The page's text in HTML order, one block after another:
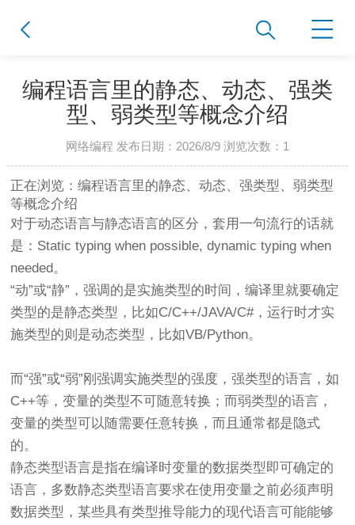
编程语言里的静态、动态、强类
型、弱类型等概念介绍
网络编程 发布日期：2026/8/9 浏览次数： 1
正在浏览：编程语言里的静态、动态、强类型、弱类型
等概念介绍
对于动态语言与静态语言的区分，套用一句流行的话就
是：Static typing when possible, dynamic typing when
needed。
“动”或“静”，强调的是实施类型的时间，编译里就要确定
类型的是静态类型，比如C/C++/JAVA/C#，运行时才实
施类型的则是动态类型，比如VB/Python。
而“强”或“弱”刚强调实施类型的强度，强类型的语言，如
C++等，变量的类型不可随意转换；而弱类型的语言，
变量的类型可以随需要任意转换，而且通常都是隐式
的。
静态类型语言是指在编译时变量的数据类型即可确定的
语言，多数静态类型语言要求在使用变量之前必须声明
数据类型，某些具有类型推导能力的现代语言可能能够